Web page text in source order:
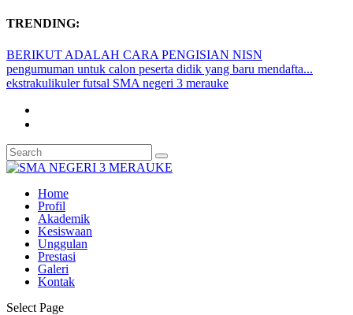
TRENDING:
BERIKUT ADALAH CARA PENGISIAN NISN
pengumuman untuk calon peserta didik yang baru mendafta...
ekstrakulikuler futsal SMA negeri 3 merauke
Home
Profil
Akademik
Kesiswaan
Unggulan
Prestasi
Galeri
Kontak
Select Page